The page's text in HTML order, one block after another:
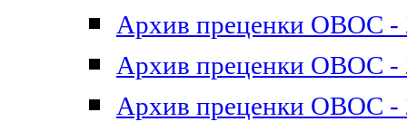
Архив преценки ОВОС -
Архив преценки ОВОС -
Архив преценки ОВОС -